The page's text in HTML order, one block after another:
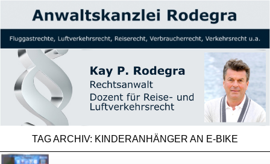
TAG ARCHIV: KINDERANHÄNGER AN E-BIKE